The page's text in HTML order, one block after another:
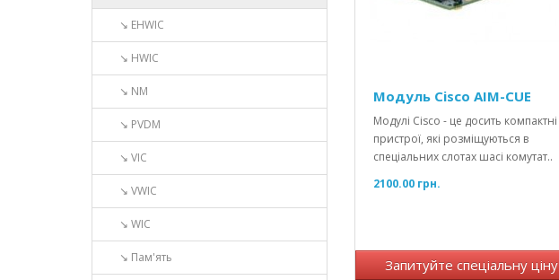
↘ EHWIC
↘ HWIC
↘ NM
↘ PVDM
↘ VIC
↘ VWIC
↘ WIC
↘ Пам'ять
Модуль Cisco AIM-CUE
Модулі Cisco - це досить компактні
пристрої, які розміщуються в
спеціальних слотах шасі комутат..
2100.00 грн.
Запитуйте спеціальну ціну